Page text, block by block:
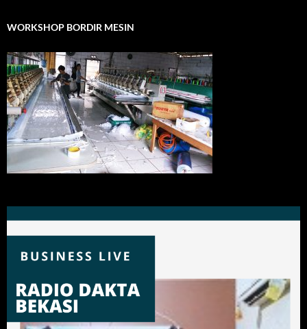
WORKSHOP BORDIR MESIN